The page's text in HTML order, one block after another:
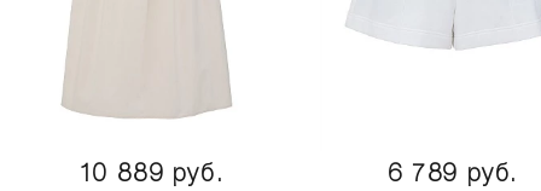
10 889 руб.
6 789 руб.